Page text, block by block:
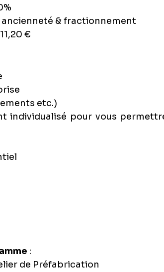
& fractionnement
€
etc.)
individualisé pour vous
:
de Préfabrication